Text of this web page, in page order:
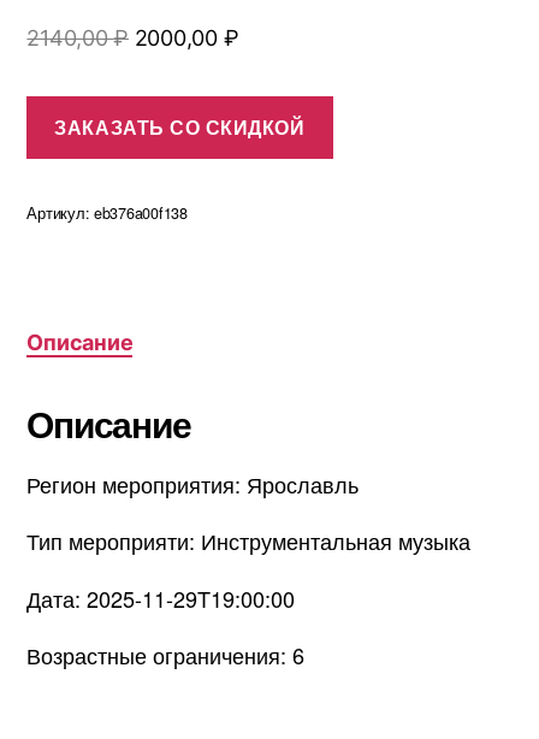
2140,00₽ Первоначальная
составляла
2140,00 ₽.
2000,00 ₽Текущая
2000,00 ₽.
ЗАКАЗАТЬ СО СКИДКОЙ
Артикул: eb376a00f138
Описание
Описание
Регион мероприятия: Ярославль
Тип мероприяти: Инструментальная музыка
Дата: 2025-11-29T19:00:00
Возрастные ограничения: 6